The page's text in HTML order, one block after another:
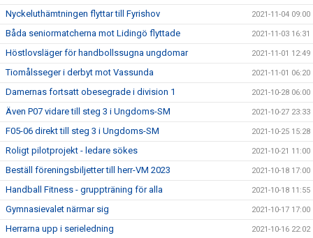
Nyckeluthämtningen flyttar till Fyrishov 2021-11-04 09:00
Båda seniormatcherna mot Lidingö flyttade 2021-11-03 16:31
Höstlovsläger för handbollssugna ungdomar 2021-11-01 12:49
Tiomålsseger i derbyt mot Vassunda 2021-11-01 06:20
Damernas fortsatt obesegrade i division 1 2021-10-28 06:00
Även P07 vidare till steg 3 i Ungdoms-SM 2021-10-27 23:33
F05-06 direkt till steg 3 i Ungdoms-SM 2021-10-25 15:28
Roligt pilotprojekt - ledare sökes 2021-10-21 11:00
Beställ föreningsbiljetter till herr-VM 2023 2021-10-18 17:00
Handball Fitness - gruppträning för alla 2021-10-18 11:55
Gymnasievalet närmar sig 2021-10-17 17:00
Herrarna upp i serieledning 2021-10-16 22:02